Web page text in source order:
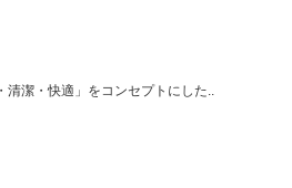
清潔・快適」をコンセプトにした..